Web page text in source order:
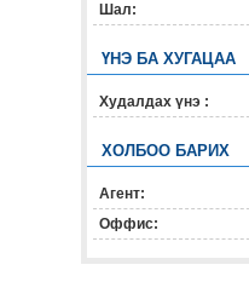
Шал:
ҮНЭ БА ХУГАЦАА
Худалдах үнэ :
ХОЛБОО БАРИХ
Агент:
Оффис: